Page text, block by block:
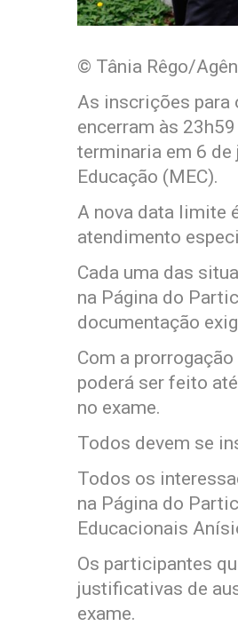
© Tânia Rêgo/
As inscrições para
encerram às
terminaria em 6
Educação (MEC).
A nova data limite
atendimento
Cada uma das
na Página do
documentação
Com a
poderá ser feito
no exame.
Todos devem se
Todos os
na Página do
Educacionais
Os participantes
justificativas de
exame.